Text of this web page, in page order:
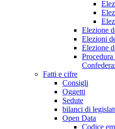
Elezione
Elezioni
Elezione
Fatti e cifre
Consigli
Oggetti
Sedute
bilanci di
Open Data
Codice